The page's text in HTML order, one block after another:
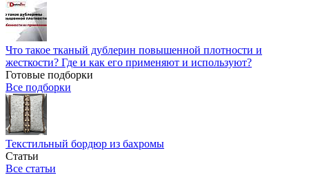
Что такое тканый дублерин повышенной плотности и
жесткости? Где и как его применяют и используют?
Готовые подборки
Все подборки
Текстильный бордюр из бахромы
Статьи
Все статьи